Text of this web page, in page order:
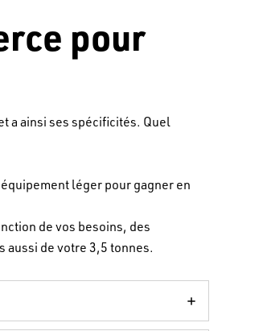
pour
a ainsi ses spécificités. Quel
léger pour gagner en
de vos besoins, des
aussi de votre 3,5 tonnes.